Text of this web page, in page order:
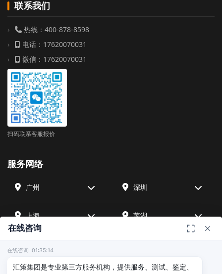
联系我们
热线：400-878-8598
电话：17620070031
微信：17620070031
扫码联系客服报价
服务网络
广州 深圳
上海 芜湖
北京 武汉
在线咨询
在线咨询 01:35:14
汇策集团是专业第三方服务机构，提供服务、测试、鉴定、